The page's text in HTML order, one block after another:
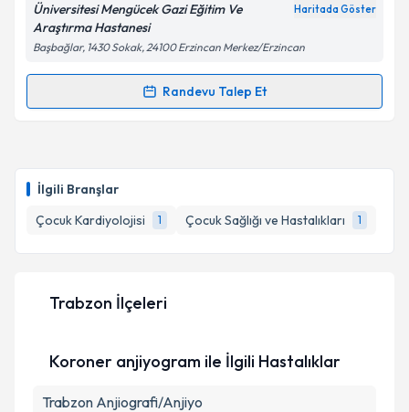
İlgili Branşlar
Çocuk Kardiyolojisi
1 Çocuk Sağlığı ve Hastalıkları 1
Kişisel verilerimin işlenmesine ilişkinAydınlatma
Metni'ni okudum ve kişisel verilerimin belirtilen
kapsamda işlenmesini kabul ediyorum.
Üniversitesi Mengücek Gazi Eğitim Ve
Araştırma Hastanesi
Haritada Göster
Başbağlar, 1430 Sokak, 24100 Erzincan Merkez/Erzincan
Randevu Talep Et
Randevu Takvimi Talebi
için bir takvim hazırlandığında e-posta ile
bilgilendireceğiz.
E-posta Adresiniz
Metni'ni okudum ve kişisel verilerimin belirtilen
Trabzon İlçeleri
Koroner anjiyogram ile İlgili Hastalıklar
Trabzon Anjiografi/Anjiyo